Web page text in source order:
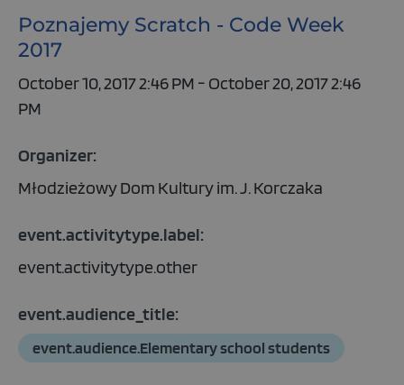
Poznajemy Scratch - Code Week
2017
October 10, 2017 2:46 PM - October 20, 2017 2:46
PM
Organizer:
Młodzieżowy Dom Kultury im. J. Korczaka
event.activitytype.label:
event.activitytype.other
event.audience_title:
event.audience.Elementary school students